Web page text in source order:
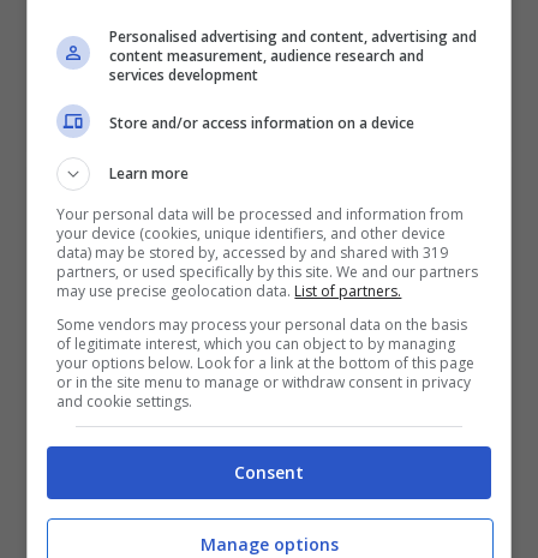
VERIFICA
Mostra Informazioni
BONUS BENVENUTO LOTTOMATICA: 2050€
Per i nuovi utenti della piattaforma: 100% fino a 50€ in
Bonus Scommesse + 100% fino a 2000€ in Bonus
Sport
2050€
Personalised advertising and content, advertising and
content measurement, audience research and
services development
Store and/or access information on a device
Learn more
Your personal data will be processed and information from
your device (cookies, unique identifiers, and other device
data) may be stored by, accessed by and shared with 319
partners, or used specifically by this site. We and our partners
may use precise geolocation data. List of partners.
Some vendors may process your personal data on the basis
of legitimate interest, which you can object to by managing
your options below. Look for a link at the bottom of this page
or in the site menu to manage or withdraw consent in privacy
and cookie settings.
Consent
Manage options